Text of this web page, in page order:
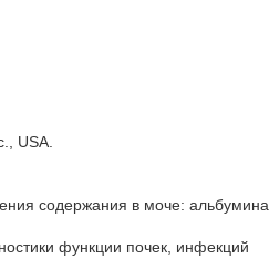
USA.
содержания в моче: альбумина,
функции почек, инфекций